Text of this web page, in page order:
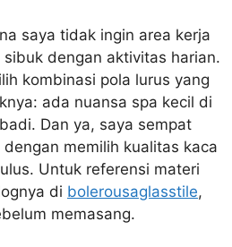
saya tidak ingin area kerja
dengan aktivitas harian.
kombinasi pola lurus yang
ada nuansa spa kecil di
Dan ya, saya sempat
memilih kualitas kaca
Untuk referensi materi
di bolerousaglasstile,
memasang.